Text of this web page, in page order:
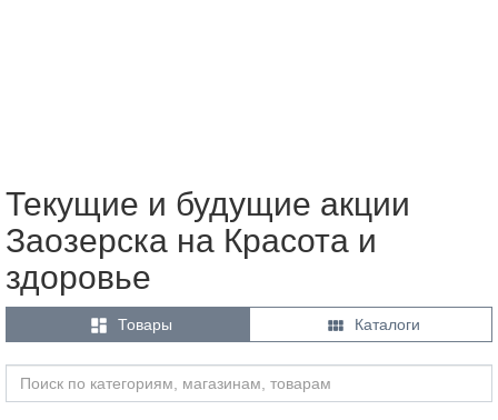
Текущие и будущие акции
Заозерска на Красота и
здоровье
 Товары  Каталоги